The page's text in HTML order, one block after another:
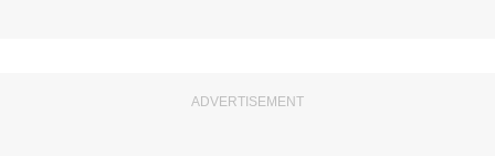
ADVERTISEMENT